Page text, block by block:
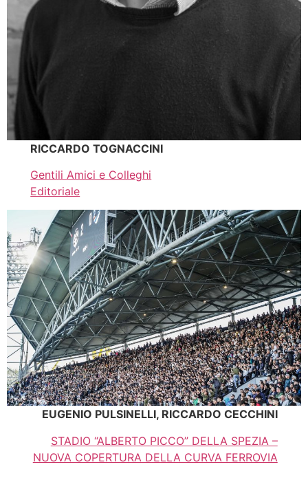
RICCARDO TOGNACCINI
Gentili Amici e Colleghi
Editoriale
EUGENIO PULSINELLI, RICCARDO CECCHINI
STADIO “ALBERTO PICCO” DELLA SPEZIA –
NUOVA COPERTURA DELLA CURVA FERROVIA